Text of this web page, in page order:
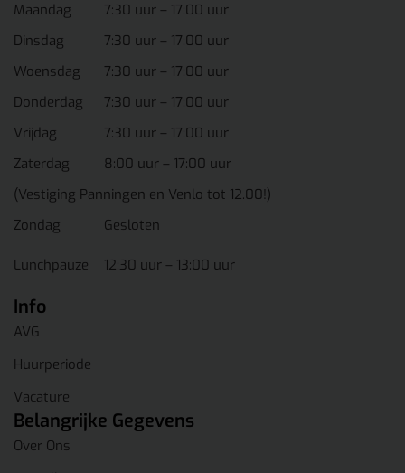
Maandag
7:30 uur – 17:00 uur
Dinsdag
7:30 uur – 17:00 uur
Woensdag
7:30 uur – 17:00 uur
Donderdag
7:30 uur – 17:00 uur
Vrijdag
7:30 uur – 17:00 uur
Zaterdag
8:00 uur – 17:00 uur
(Vestiging Panningen en Venlo tot 12.00!)
Zondag
Gesloten
Lunchpauze 12:30 uur – 13:00 uur
Info
AVG
Huurperiode
Vacature
Belangrijke Gegevens
Over Ons